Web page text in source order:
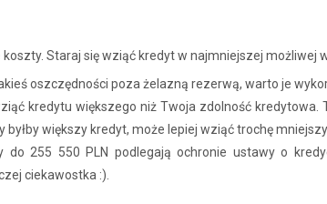
Staraj się wziąć kredyt w najmniejszej możliwej
oszczędności poza żelazną rezerwą, warto je
kredytu większego niż Twoja zdolność
większy kredyt, może lepiej wziąć trochę
do 255 550 PLN podlegają ochronie ustawy o
ciekawostka :).